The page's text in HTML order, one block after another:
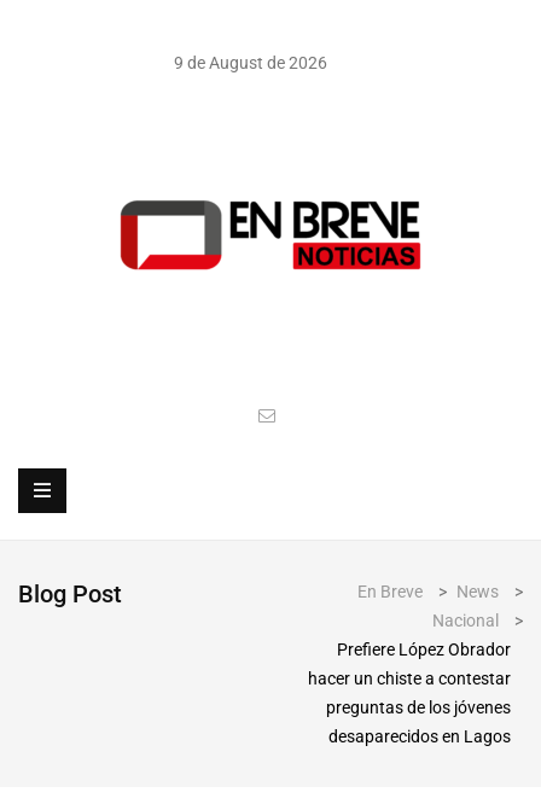
9 de August de 2026
Blog Post En Breve > News
>
Nacional
>
Prefiere López Obrador
hacer un chiste a contestar
preguntas de los jóvenes
desaparecidos en Lagos